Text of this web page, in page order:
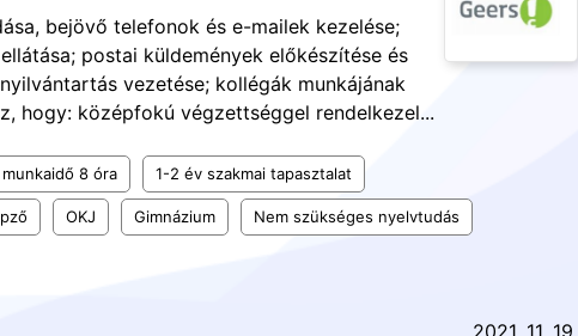
bejövő telefonok és e-mailek kezelése;
postai küldemények előkészítése és
vezetése; kollégák munkájának
hogy: középfokú végzettséggel rendelkezel...
8 óra 1-2 év szakmai tapasztalat
OKJ Gimnázium Nem szükséges nyelvtudás
2021. 11. 19.